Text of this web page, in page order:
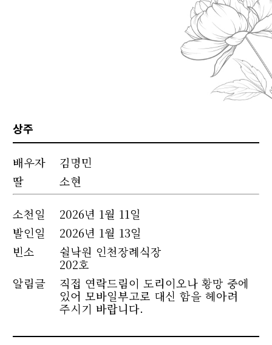
상주
배우자
김명민
딸
소현
소천일
2026년 1월 11일
발인일
2026년 1월 13일
빈소
쉴낙원 인천장례식장
202호
알림글
직접 연락드림이 도리이오나 황망 중에
있어 모바일부고로 대신 함을 헤아려
주시기 바랍니다.